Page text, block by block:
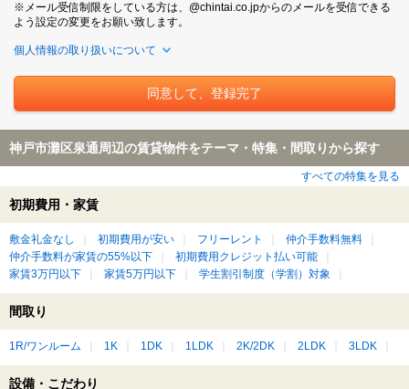
※メール受信制限をしている方は、@chintai.co.jpからのメールを受信できる
よう設定の変更をお願い致します。
個人情報の取り扱いについて
神戸市灘区泉通周辺の賃貸物件をテーマ・特集・間取りから探す
すべての特集を見る
初期費用・家賃
敷金礼金なし 初期費用が安い フリーレント
仲介手数料無料
仲介手数料が家賃の55%以下
初期費用クレジット払い可能
家賃3万円以下
家賃5万円以下 学生割引制度（学割）対象
間取り
1R/ワンルーム 1K 1DK 1LDK 2K/2DK 2LDK 3LDK
設備・こだわり